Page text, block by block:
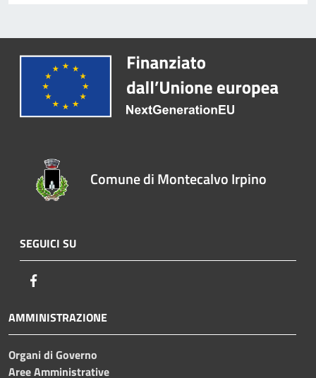
Comune di Montecalvo Irpino
SEGUICI SU
AMMINISTRAZIONE
Organi di Governo
Aree Amministrative